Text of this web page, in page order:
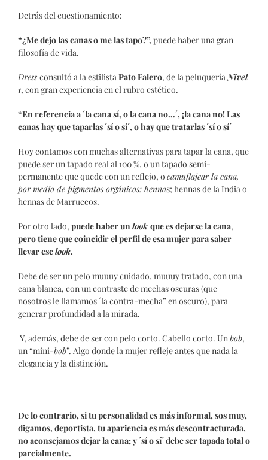
Detrás del cuestionamiento:
“¿Me dejo las canas o me las tapo?”, puede haber una gran
filosofía de vida.
Dress consultó a la estilistaPato Falero, de la peluqueríaNivel
1, con gran experiencia en el rubro estético.
“En referencia a ´la cana sí, o la cana no…´, ¡la cana no! Las
canas hay que taparlas ´sí o sí´, o hay que tratarlas ´sí o sí´
Hoy contamos con muchas alternativas para tapar la cana, que
puede ser un tapado real al 100 %, o un tapado semi-
permanente que quede con un reflejo, o camuflajear la cana,
por medio de pigmentos orgánicos: hennas; hennas de la India o
hennas de Marruecos.
Por otro lado, puede haber unlook que es dejarse la cana,
pero tiene que coincidir el perfil de esa mujer para saber
llevar eselook.
Debe de ser un pelo muuuy cuidado, muuuy tratado, con una
cana blanca, con un contraste de mechas oscuras (que
nosotros le llamamos ´la contra-mecha” en oscuro), para
generar profundidad a la mirada.
Y, además, debe de ser con pelo corto. Cabello corto. Unbob,
un “mini-bob”. Algo donde la mujer refleje antes que nada la
elegancia y la distinción.
De lo contrario, si tu personalidad es más informal, sos muy,
digamos, deportista, tu apariencia es más descontracturada,
no aconsejamos dejar la cana; y ´sí o sí´ debe ser tapada total o
parcialmente.